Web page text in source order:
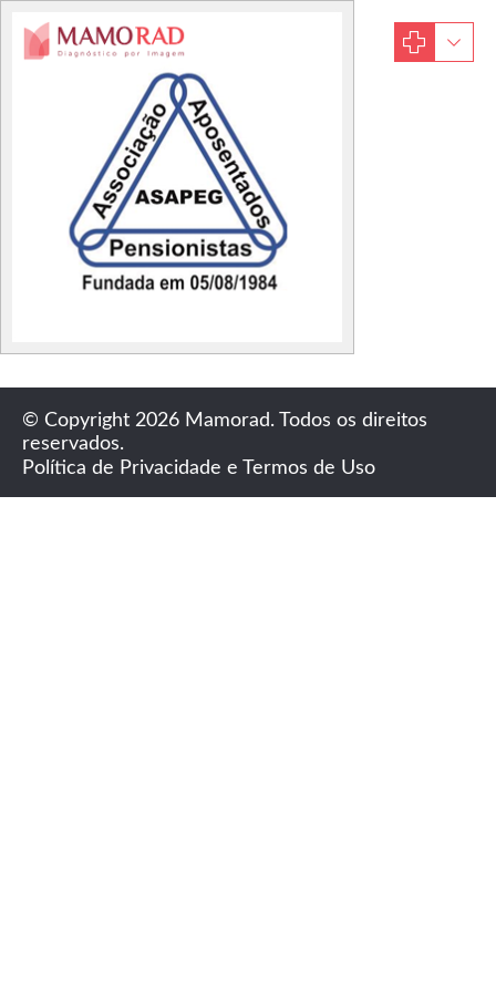
© Copyright 2026 Mamorad. Todos os direitos
reservados.
Política de Privacidade e Termos de Uso